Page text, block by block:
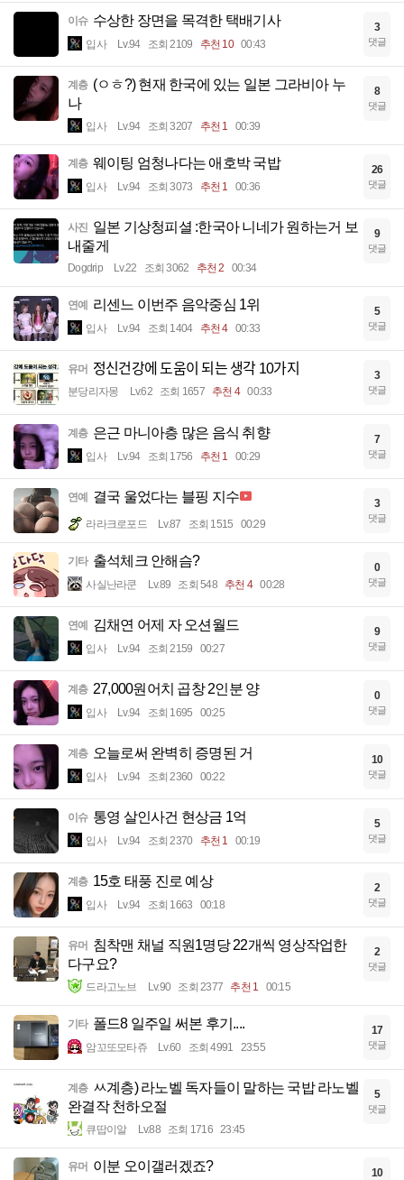
이슈 수상한 장면을 목격한 택배기사
입사 Lv.94 조회 2109 추천 10 00:43
3
댓글
계층 (ㅇㅎ?) 현재 한국에 있는 일본 그라비아 누
나
입사 Lv.94 조회 3207 추천 1 00:39
8
댓글
계층 웨이팅 엄청나다는 애호박 국밥
입사 Lv.94 조회 3073 추천 1 00:36
26
댓글
사진 일본 기상청피셜 :한국아 니네가 원하는거 보
내줄게
Dogdrip Lv.22 조회 3062 추천 2 00:34
9
댓글
연예 리센느 이번주 음악중심 1위
입사 Lv.94 조회 1404 추천 4 00:33
5
댓글
유머 정신건강에 도움이 되는 생각 10가지
분당리자몽 Lv.62 조회 1657 추천 4 00:33
3
댓글
계층 은근 마니아층 많은 음식 취향
입사 Lv.94 조회 1756 추천 1 00:29
7
댓글
연예 결국 울었다는 블핑 지수
라라크로포드 Lv.87 조회 1515 00:29
3
댓글
기타 출석체크 안해슴?
사실난라쿤 Lv.89 조회 548 추천 4 00:28
0
댓글
연예 김채연 어제 자 오션월드
입사 Lv.94 조회 2159 00:27
9
댓글
계층 27,000원어치 곱창 2인분 양
입사 Lv.94 조회 1695 00:25
0
댓글
계층 오늘로써 완벽히 증명된 거
입사 Lv.94 조회 2360 00:22
10
댓글
이슈 통영 살인사건 현상금 1억
입사 Lv.94 조회 2370 추천 1 00:19
5
댓글
계층 15호 태풍 진로 예상
입사 Lv.94 조회 1663 00:18
2
댓글
유머 침착맨 채널 직원1명당 22개씩 영상작업한
다구요?
드라고노브 Lv.90 조회 2377 추천 1 00:15
2
댓글
기타 폴드8 일주일 써본 후기....
암꼬또모타쥬 Lv.60 조회 4991 23:55
17
댓글
계층 ㅆ계층) 라노벨 독자들이 말하는 국밥 라노벨
완결작 천하오절
큐땁이알 Lv.88 조회 1716 23:45
5
댓글
유머 이분 오이갤러겠죠? 10